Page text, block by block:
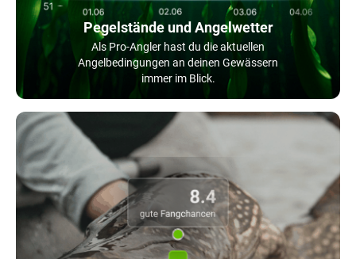
Pegelstände und Angelwetter
Als Pro-Angler hast du die aktuellen
Angelbedingungen an deinen Gewässern
immer im Blick.